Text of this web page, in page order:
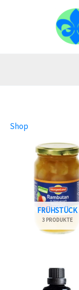
Shop
FRÜHSTÜCK
3 PRODUKTE